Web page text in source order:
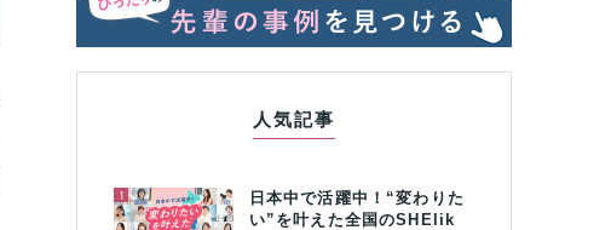
人気記事
1
日本中で活躍中！“変わりた
い”を叶えた全国のSHElik